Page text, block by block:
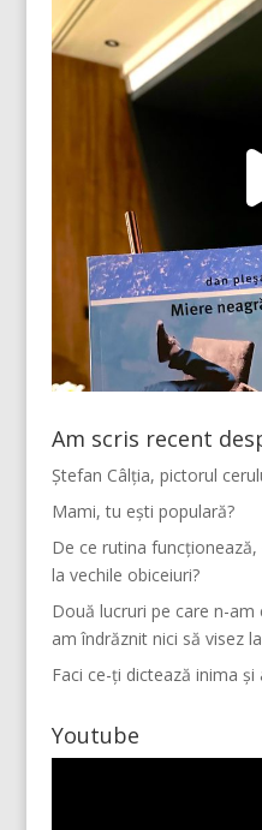
Am scris recent
Ștefan Câlția, pictorul
Mami, tu ești populară?
De ce rutina
la vechile obiceiuri?
Două lucruri pe care n-
am îndrăznit nici să visez
Faci ce-ți dictează inima
Youtube